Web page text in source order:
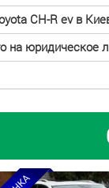
CH-R ev в
на юридическое